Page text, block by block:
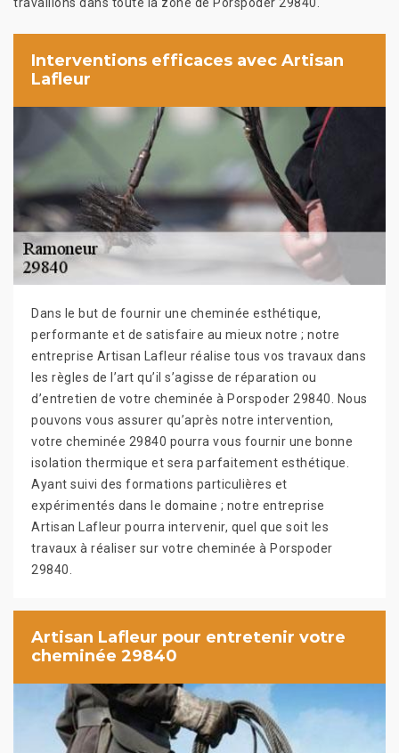
Interventions efficaces avec Artisan
Lafleur
Dans le but de fournir une cheminée esthétique,
performante et de satisfaire au mieux notre ; notre
entreprise Artisan Lafleur réalise tous vos travaux dans
les règles de l’art qu’il s’agisse de réparation ou
d’entretien de votre cheminée à Porspoder 29840. Nous
pouvons vous assurer qu’après notre intervention,
votre cheminée 29840 pourra vous fournir une bonne
isolation thermique et sera parfaitement esthétique.
Ayant suivi des formations particulières et
expérimentés dans le domaine ; notre entreprise
Artisan Lafleur pourra intervenir, quel que soit les
travaux à réaliser sur votre cheminée à Porspoder
29840.
Artisan Lafleur pour entretenir votre
cheminée 29840